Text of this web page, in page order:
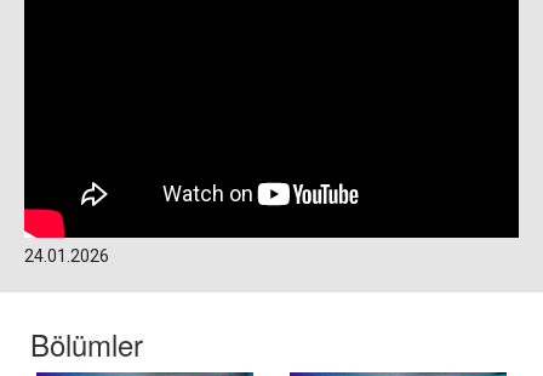
24.01.2026
Bölümler